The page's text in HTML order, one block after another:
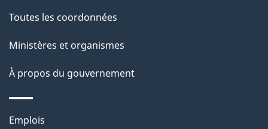
a
p
a
e
Toutes les coordonnées
Ministères et organismes
À propos du gouvernement
Thèmes
Emplois